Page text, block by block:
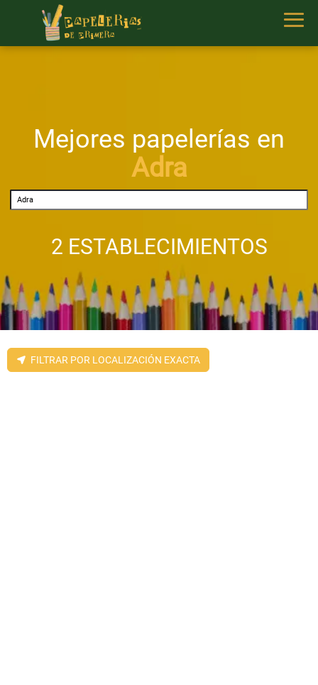
Mejores papelerías en
Adra
2 ESTABLECIMIENTOS
FILTRAR POR LOCALIZACIÓN EXACTA